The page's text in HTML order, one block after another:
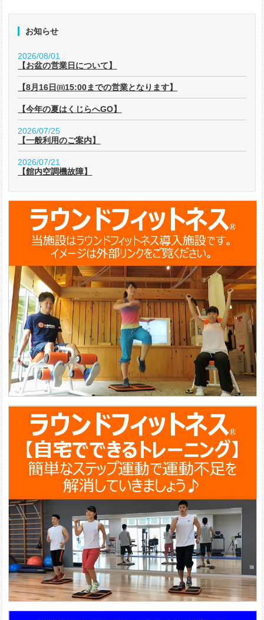
お知らせ
2026/08/01
【お盆の営業日について】
【8月16日㈰15:00までの営業となります】
【今年の夏はくじらへGO】
2026/07/25
【一般利用のご案内】
2026/07/21
【館内空調機故障】